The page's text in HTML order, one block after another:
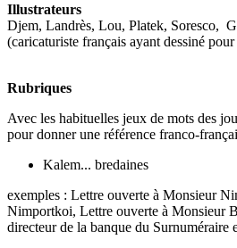
Illustrateurs
Djem, Landrès, Lou, Platek, Soresco,
(caricaturiste français ayant dessiné
Rubriques
Avec les habituelles jeux de mots des
pour donner une référence franco-
Kalem... bredaines
exemples : Lettre ouverte à Monsieur
Nimportkoi, Lettre ouverte à Monsieur
directeur de la banque du Surnuméraire